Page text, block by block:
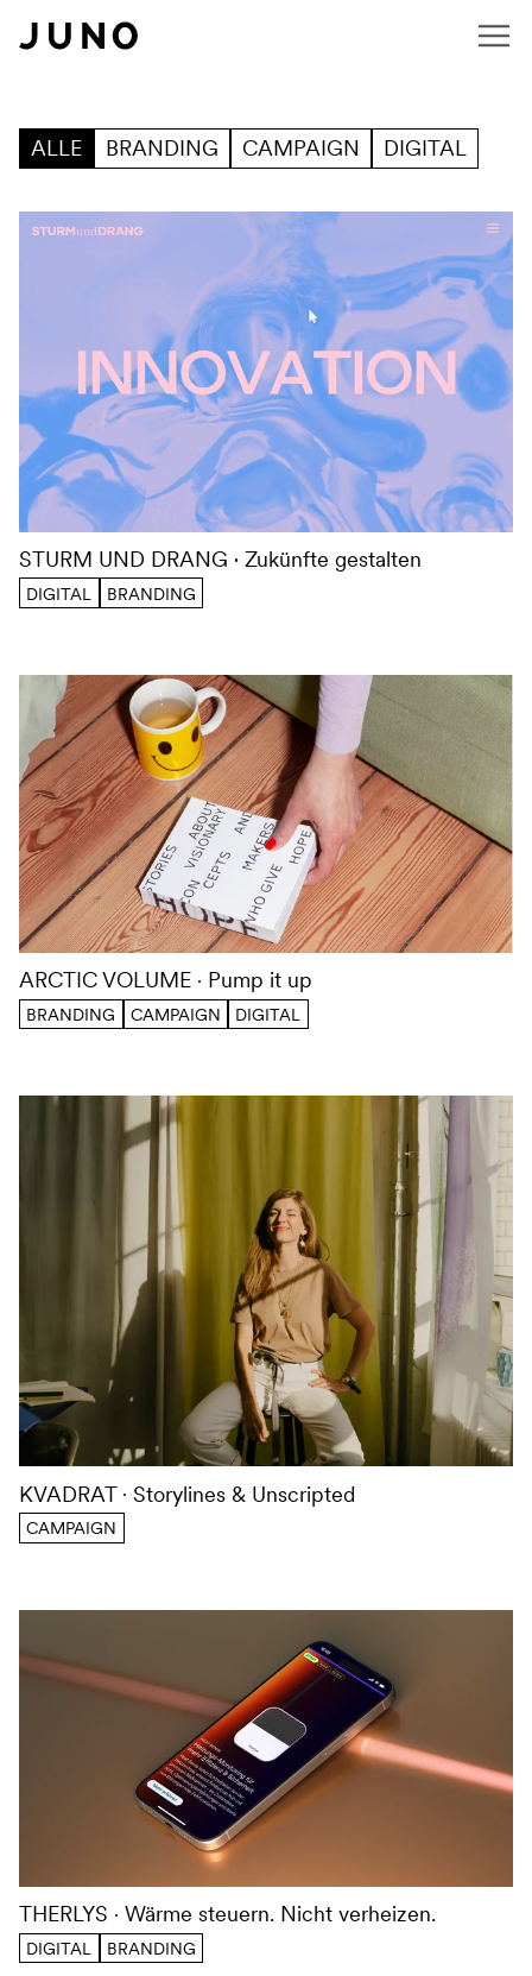
Work
Filter
ALLE BRANDING CAMPAIGN DIGITAL
STURM UND DRANG Zukünfte gestalten
DIGITAL BRANDING
ARCTIC VOLUME Pump it up
BRANDING CAMPAIGN DIGITAL
KVADRAT Storylines & Unscripted
CAMPAIGN
THERLYS Wärme steuern. Nicht verheizen.
DIGITAL BRANDING